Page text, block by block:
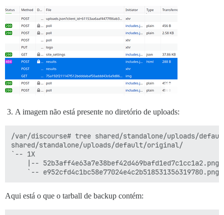
A imagem não está presente no diretório de uploads:
/var/discourse# tree shared/standalone/uploads/
shared/standalone/uploads/default/original/
`-- 1X
    |-- 52b3aff4e63a7e38bef42d469bafd1ed7c1cc1a2.png
Aqui está o que o tarball de backup contém: